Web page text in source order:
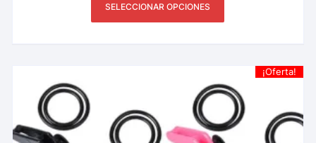
SELECCIONAR OPCIONES
¡Oferta!